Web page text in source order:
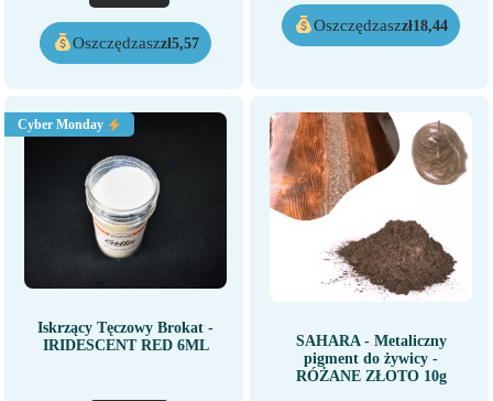
Oszczędzaszzł5,57
Oszczędzaszzł18,44
Cyber Monday
Iskrzący Tęczowy Brokat -
IRIDESCENT RED 6ML
SAHARA - Metaliczny
pigment do żywicy -
RÓŻANE ZŁOTO 10g